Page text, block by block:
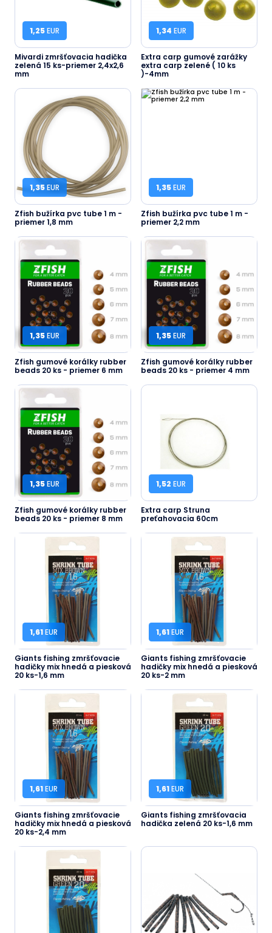
1,25EUR
Mivardi zmršťovacia hadička
zelená 15 ks-priemer 2,4x2,6
mm
1,34 EUR
Extra carp gumové zarážky
extra carp zelené ( 10 ks
)-4mm
1,35EUR
Zfish bužírka pvc tube 1 m -
priemer 1,8 mm
1,35EUR
Zfish bužírka pvc tube 1 m -
priemer 2,2 mm
1,35EUR
Zfish gumové korálky rubber
beads 20 ks - priemer 6 mm
1,35EUR
Zfish gumové korálky rubber
beads 20 ks - priemer 4 mm
1,35EUR
Zfish gumové korálky rubber
beads 20 ks - priemer 8 mm
1,52 EUR
Extra carp Struna
preťahovacia 60cm
1,61EUR
Giants fishing zmršťovacie
hadičky mix hnedá a piesková
20 ks-1,6 mm
1,61EUR
Giants fishing zmršťovacie
hadičky mix hnedá a piesková
20 ks-2 mm
1,61EUR
Giants fishing zmršťovacie
hadičky mix hnedá a piesková
20 ks-2,4 mm
1,61EUR
Giants fishing zmršťovacia
hadička zelená 20 ks-1,6 mm